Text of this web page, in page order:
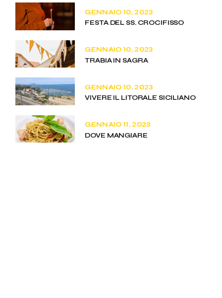
GENNAIO 10, 2023
FESTA DEL SS. CROCIFISSO
GENNAIO 10, 2023
TRABIA IN SAGRA
GENNAIO 10, 2023
VIVERE IL LITORALE SICILIANO
GENNAIO 11, 2023
DOVE MANGIARE